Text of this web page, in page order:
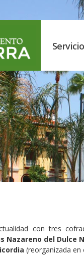
con tres
Nazareno del Dulce
(reorganizada